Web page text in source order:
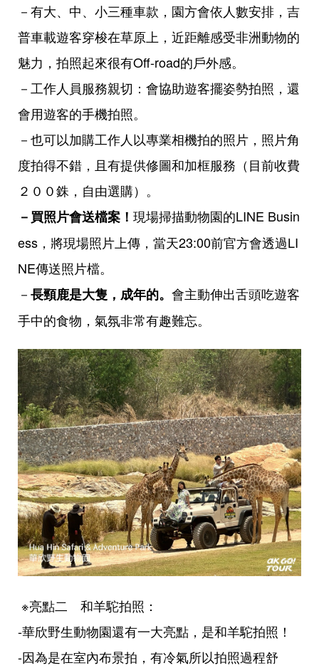
－有大、中、小三種車款，園方會依人數安排，吉
普車載遊客穿梭在草原上，近距離感受非洲動物的
魅力，拍照起來很有Off-road的戶外感。
－工作人員服務親切：會協助遊客擺姿勢拍照，還
會用遊客的手機拍照。
－也可以加購工作人以專業相機拍的照片，照片角
度拍得不錯，且有提供修圖和加框服務（目前收費
２００銖，自由選購）。
－買照片會送檔案！ 現場掃描動物園的LINE Busin
ess，將現場照片上傳，當天23:00前官方會透過LI
NE傳送照片檔。
－長頸鹿是大隻，成年的。 會主動伸出舌頭吃遊客
手中的食物，氣氛非常有趣難忘。
※亮點二 和羊駝拍照：
-華欣野生動物園還有一大亮點，是和羊駝拍照！
-因為是在室內布景拍，有冷氣所以拍照過程舒